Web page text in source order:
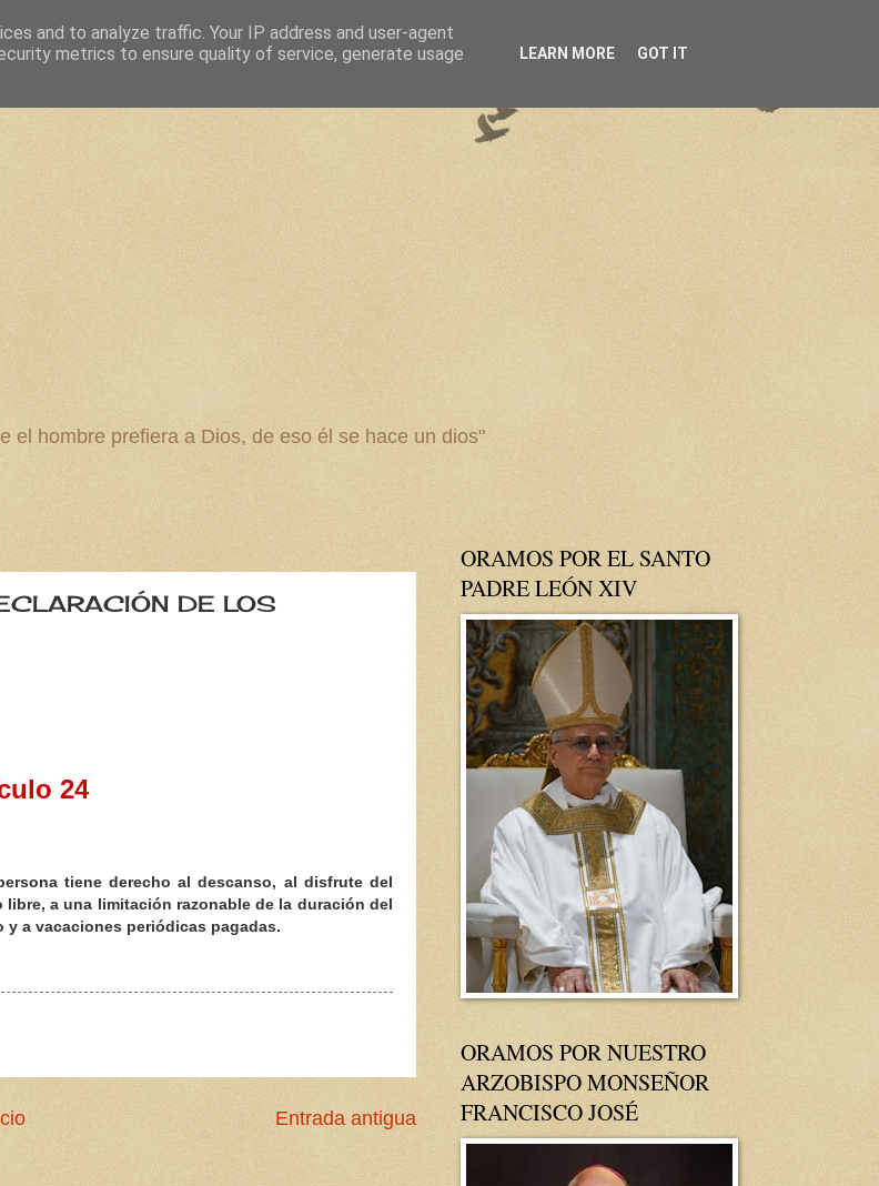
el hombre prefiera a Dios, de eso él se hace un dios"
DE LOS
24
tiene derecho al descanso, al disfrute del
libre, a una limitación razonable de la duración del
y a vacaciones periódicas pagadas.
Entrada antigua
ORAMOS POR EL SANTO
PADRE LEÓN XIV
ORAMOS POR NUESTRO
ARZOBISPO MONSEÑOR
FRANCISCO JOSÉ
and to analyze traffic. Your IP address and user-agent
metrics to ensure quality of service, generate usage
LEARN MORE GOT IT